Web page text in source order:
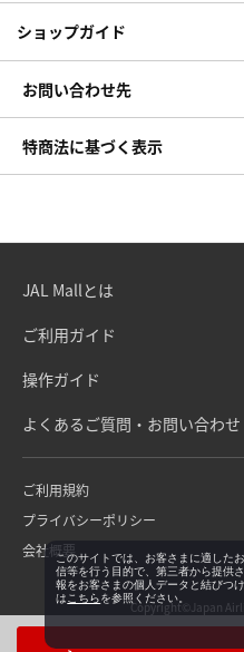
ショップガイド
お問い合わせ先
特商法に基づく表示
JAL Mallとは
ご利用ガイド
操作ガイド
よくあるご質問・お問い合わせ
ご利用規約
プライバシーポリシー
会社概要
Copyright©Japan
このサイトでは、お客さまに適した
信等を行う目的で、第三者から提供
報をお客さまの個人データと結びつ
は こちらを参照ください。